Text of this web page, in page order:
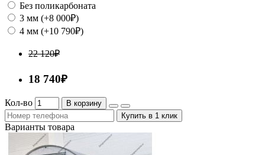
Без поликарбоната
3 мм (+8 000₽)
4 мм (+10 790₽)
22 120₽
18 740₽
Кол-во
В корзину
Купить в 1 клик
Варианты товара